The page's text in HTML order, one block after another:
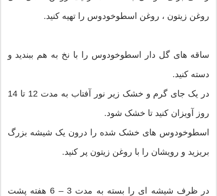
روغن زیتون ، روغن اسطوخودوس را تهیه کنید.
ساقه های گل دار اسطوخودوس را با نخ به هم ببندید و
دسته کنید.
در یک جای گرم و خشک زیر نور آفتاب به مدت 12 تا 14
روز آویزان کنید تا خشک شود.
اسطوخودوس های خشک شده را درون یک شیشه بزرگ
بریزید و رویشان را با روغن زیتون پر کنید.
در ظرف شیشه ای را بسته به مدت 3 – 6 هفته پشت